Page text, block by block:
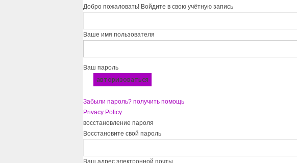
Добро пожаловать! Войдите в свою учётную запись
Ваше имя пользователя
Ваш пароль
Забыли пароль? получить помощь
Privacy Policy
восстановление пароля
Восстановите свой пароль
Ваш адрес электронной почты